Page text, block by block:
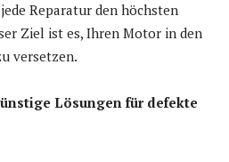
Reparatur den höchsten
Ziel ist es, Ihren Motor in den
versetzen.
Lösungen für defekte